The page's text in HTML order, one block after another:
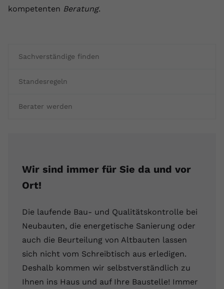
Sachverständige finden
Standesregeln
Berater werden
Wir sind immer für Sie da und vor
Ort!
Die laufende Bau- und Qualitätskontrolle bei
Neubauten, die energetische Sanierung oder
auch die Beurteilung von Altbauten lassen
sich nicht vom Schreibtisch aus erledigen.
Deshalb kommen wir selbstverständlich zu
Ihnen ins Haus und auf Ihre Baustelle! Immer
kompetenten Beratung.